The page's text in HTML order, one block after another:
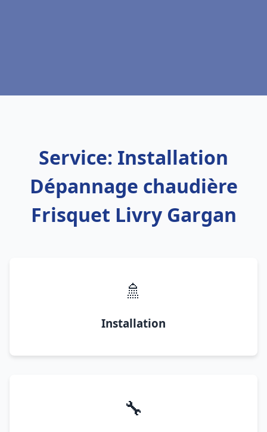
Service: Installation
Dépannage chaudière
Frisquet Livry Gargan
🚿
Installation
🔧